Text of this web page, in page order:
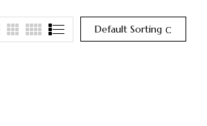
Default Sorting